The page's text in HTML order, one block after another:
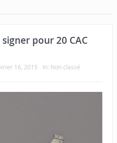
pour 20 CAC
16, 2015 In: Non classé